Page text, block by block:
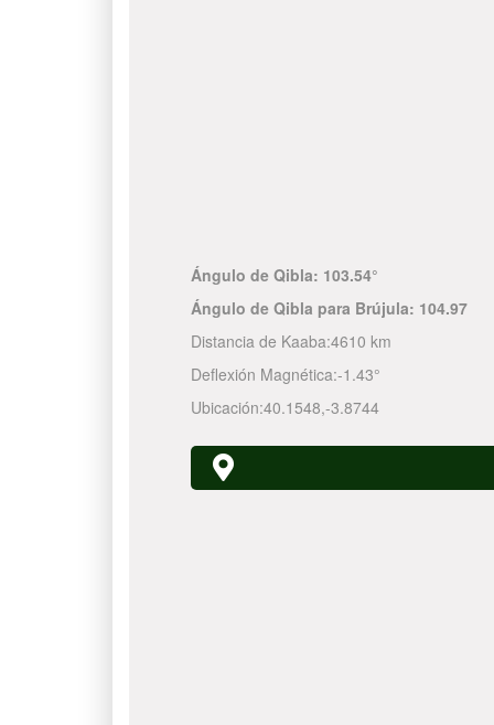
Ángulo de Qibla: 103.54°
Ángulo de Qibla para Brújula: 104.97
Distancia de Kaaba:4610 km
Deflexión Magnética:-1.43°
Ubicación:40.1548,-3.8744